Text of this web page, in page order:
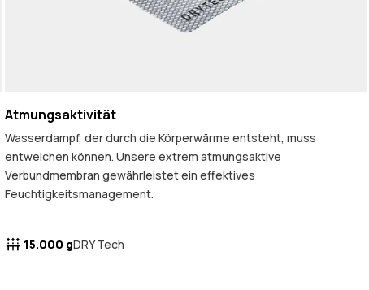
Atmungsaktivität
Wasserdampf, der durch die Körperwärme entsteht, muss
entweichen können. Unsere extrem atmungsaktive
Verbundmembran gewährleistet ein effektives
Feuchtigkeitsmanagement.
15.000 gDRY Tech